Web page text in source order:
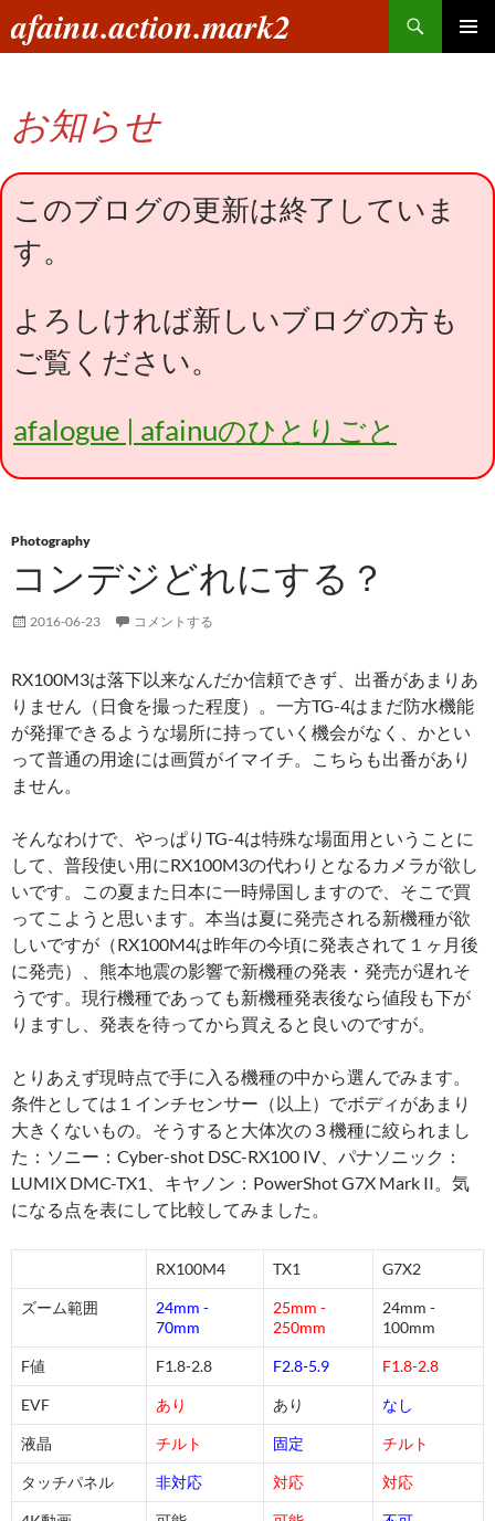
ン
へ
ス
キ
プ
afainu.action.mark2
索
お知らせ
このブログの更新は終了していま
す。
よろしければ新しいブログの方も
ご覧ください。
afalogue | afainuのひとりごと
Photography
コンデジどれにする？
2016-06-23 コメントする
RX100M3は落下以来なんだか信頼できず、出番があまりあ
りません（日食を撮った程度）。一方TG-4はまだ防水機能
が発揮できるような場所に持っていく機会がなく、かとい
って普通の用途には画質がイマイチ。こちらも出番があり
ません。
そんなわけで、やっぱりTG-4は特殊な場面用ということに
して、普段使い用にRX100M3の代わりとなるカメラが欲し
いです。この夏また日本に一時帰国しますので、そこで買
ってこようと思います。本当は夏に発売される新機種が欲
しいですが（RX100M4は昨年の今頃に発表されて１ヶ月後
に発売）、熊本地震の影響で新機種の発表・発売が遅れそ
うです。現行機種であっても新機種発表後なら値段も下が
りますし、発表を待ってから買えると良いのですが。
とりあえず現時点で手に入る機種の中から選んでみます。
条件としては１インチセンサー（以上）でボディがあまり
大きくないもの。そうすると大体次の３機種に絞られまし
た：ソニー：Cyber-shot DSC-RX100 IV、パナソニック：
LUMIX DMC-TX1、キヤノン：PowerShot G7X Mark II。気
になる点を表にして比較してみました。
RX100M4 TX1 G7X2
ズーム範囲
24mm -
70mm
25mm -
250mm
24mm -
100mm
F値 F1.8-2.8 F2.8-5.9 F1.8-2.8
EVF あり あり なし
液晶 チルト 固定 チルト
タッチパネル 非対応 対応 対応